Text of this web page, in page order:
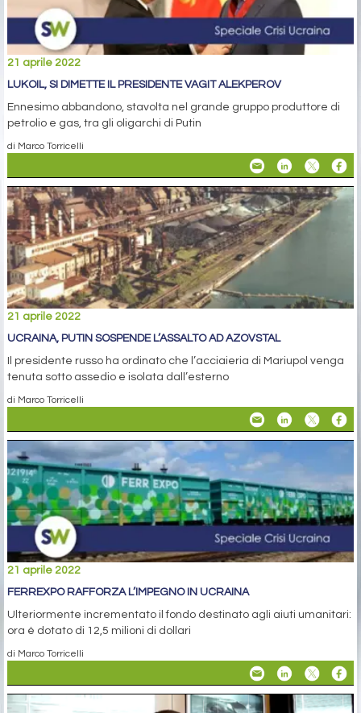
21 aprile 2022
LUKOIL, SI DIMETTE IL PRESIDENTE VAGIT ALEKPEROV
Ennesimo abbandono, stavolta nel grande gruppo produttore di
petrolio e gas, tra gli oligarchi di Putin
di Marco Torricelli
21 aprile 2022
UCRAINA, PUTIN SOSPENDE L’ASSALTO AD AZOVSTAL
Il presidente russo ha ordinato che l’acciaieria di Mariupol venga
tenuta sotto assedio e isolata dall’esterno
di Marco Torricelli
21 aprile 2022
FERREXPO RAFFORZA L’IMPEGNO IN UCRAINA
Ulteriormente incrementato il fondo destinato agli aiuti umanitari:
ora è dotato di 12,5 milioni di dollari
di Marco Torricelli